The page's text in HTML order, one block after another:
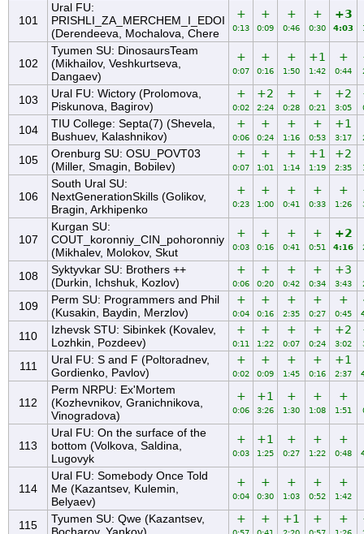
101
Ural FU:
PRISHLI_ZA_MERCHEM_I_EDOI
(Derendeeva, Mochalova, Chere
+
0:13
+
0:09
+
0:46
+
0:30
+3
4:03
102
Tyumen SU: DinosaursTeam
(Mikhailov, Veshkurtseva,
Dangaev)
+
0:07
+
0:16
+
1:50
+1
1:42
+
0:44
103
Ural FU: Wictory (Prolomova,
Piskunova, Bagirov)
+
0:02
+2
2:24
+
0:28
+
0:21
+2
3:05
104
TIU College: Septa(7) (Shevela,
Bushuev, Kalashnikov)
+
0:06
+
0:24
+
1:16
+
0:53
+1
3:17
105
Orenburg SU: OSU_POVT03
(Miller, Smagin, Bobilev)
+
0:07
+
1:01
+
1:14
+1
1:19
+2
2:35
106
South Ural SU:
NextGenerationSkills (Golikov,
Bragin, Arkhipenko
+
0:23
+
1:00
+
0:41
+
0:33
+
1:26
107
Kurgan SU:
COUT_koronniy_CIN_pohoronniy
(Mikhalev, Molokov, Skut
+
0:03
+
0:16
+
0:41
+
0:51
+2
4:16
108
Syktyvkar SU: Brothers ++
(Durkin, Ichshuk, Kozlov)
+
0:06
+
0:20
+
0:42
+
0:34
+3
3:43
109
Perm SU: Programmers and Phil
(Kusakin, Baydin, Merzlov)
+
0:04
+
0:16
+
2:35
+
0:27
+
0:45
110
Izhevsk STU: Sibinkek (Kovalev,
Lozhkin, Pozdeev)
+
0:11
+
1:22
+
0:07
+
0:24
+2
3:02
111
Ural FU: S and F (Poltoradnev,
Gordienko, Pavlov)
+
0:02
+
0:09
+
1:45
+
0:16
+1
2:37
112
Perm NRPU: Ex'Mortem
(Kozhevnikov, Granichnikova,
Vinogradova)
+
0:06
+1
3:26
+
1:30
+
1:08
+
1:51
113
Ural FU: On the surface of the
bottom (Volkova, Saldina,
Lugovyk
+
0:03
+1
1:25
+
0:27
+
1:22
+
0:48
114
Ural FU: Somebody Once Told
Me (Kazantsev, Kulemin,
Belyaev)
+
0:04
+
0:30
+
1:03
+
0:52
+
1:42
115
Tyumen SU: Qwe (Kazantsev,
+ + +1 + +